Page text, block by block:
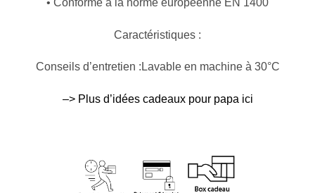
Caractéristiques :
Conseils d’entretien :Lavable en machine à 30°C
–> Plus d’idées cadeaux pour papa ici